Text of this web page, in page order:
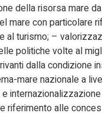
della risorsa mare
mare con particolare
al turismo; –
politiche volte al
dalla condizione
mare nazionale a
riferimento alle